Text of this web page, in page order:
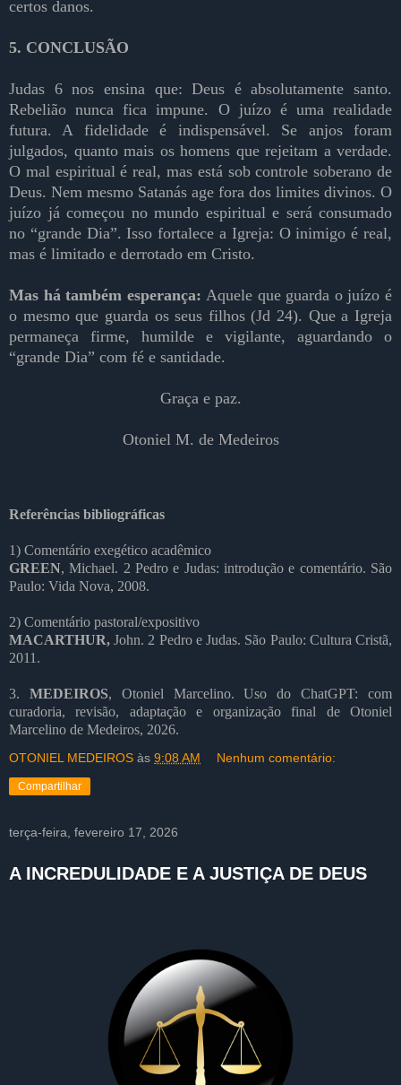
certos danos.
5. CONCLUSÃO
Judas 6 nos ensina que: Deus é absolutamente santo.
Rebelião nunca fica impune. O juízo é uma realidade
futura. A fidelidade é indispensável. Se anjos foram
julgados, quanto mais os homens que rejeitam a verdade.
O mal espiritual é real, mas está sob controle soberano de
Deus. Nem mesmo Satanás age fora dos limites divinos. O
juízo já começou no mundo espiritual e será consumado
no “grande Dia”. Isso fortalece a Igreja: O inimigo é real,
mas é limitado e derrotado em Cristo.
Mas há também esperança:Aquele que guarda o juízo é
o mesmo que guarda os seus filhos (Jd 24). Que a Igreja
permaneça firme, humilde e vigilante, aguardando o
“grande Dia” com fé e santidade.
Graça e paz.
Otoniel M. de Medeiros
Referências bibliográficas
1) Comentário exegético acadêmico
GREEN, Michael. 2 Pedro e Judas: introdução e comentário. São
Paulo: Vida Nova, 2008.
2) Comentário pastoral/expositivo
MACARTHUR,John. 2 Pedro e Judas. São Paulo: Cultura Cristã,
2011.
3. MEDEIROS, Otoniel Marcelino. Uso do ChatGPT: com
curadoria, revisão, adaptação e organização final de Otoniel
Marcelino de Medeiros, 2026.
OTONIEL MEDEIROS às 9:08 AM Nenhum comentário:
Compartilhar
terça-feira, fevereiro 17, 2026
A INCREDULIDADE E A JUSTIÇA DE DEUS